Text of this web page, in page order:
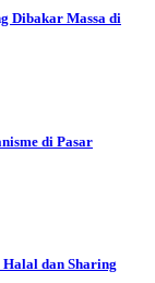
Dibakar Massa di
di Pasar
dan Sharing